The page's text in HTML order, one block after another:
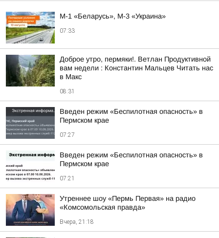
М-1 «Беларусь», М-3 «Украина»
07:33
Доброе утро, пермяки!. Ветлан Продуктивной
вам недели : Константин Мальцев Читать нас
в Макс
08:31
Введен режим «Беспилотная опасность» в
Пермском крае
07:27
Введен режим «Беспилотная опасность» в
Пермском крае
07:21
Утреннее шоу «Пермь Первая» на радио
«Комсомольская правда»
Вчера, 21:18